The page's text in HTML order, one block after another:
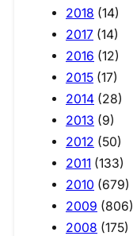
2018 (14)
2017 (14)
2016 (12)
2015 (17)
2014 (28)
2013 (9)
2012 (50)
2011 (133)
2010 (679)
2009 (806)
2008 (175)